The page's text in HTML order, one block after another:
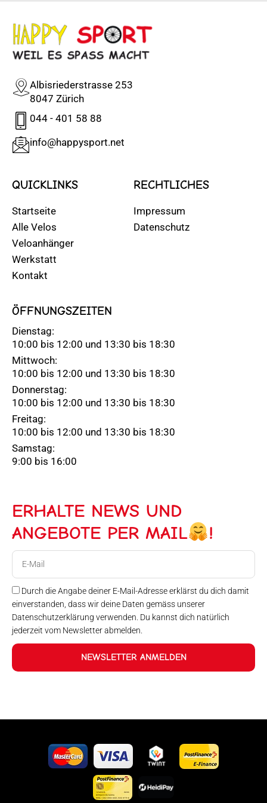
Albisriederstrasse 253
8047 Zürich
044 - 401 58 88
info@happysport.net
QUICKLINKS
Startseite
Alle Velos
Veloanhänger
Werkstatt
Kontakt
RECHTLICHES
Impressum
Datenschutz
ÖFFNUNGSZEITEN
Dienstag:
10:00 bis 12:00 und 13:30 bis 18:30
Mittwoch:
10:00 bis 12:00 und 13:30 bis 18:30
Donnerstag:
10:00 bis 12:00 und 13:30 bis 18:30
Freitag:
10:00 bis 12:00 und 13:30 bis 18:30
Samstag:
9:00 bis 16:00
ERHALTE NEWS UND
ANGEBOTE PER MAIL
!
Durch die Angabe deiner E-Mail-Adresse erklärst du dich damit
einverstanden, dass wir deine Daten gemäss unserer
Datenschutzerklärung verwenden. Du kannst dich natürlich
jederzeit vom Newsletter abmelden.
NEWSLETTER ANMELDEN